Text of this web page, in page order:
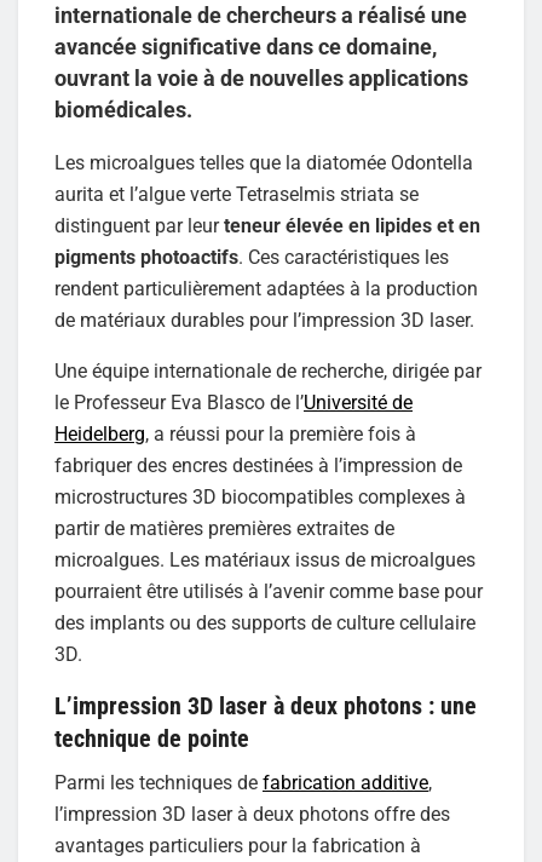
internationale de chercheurs a réalisé une
avancée significative dans ce domaine,
ouvrant la voie à de nouvelles applications
biomédicales.
Les microalgues telles que la diatomée Odontella
aurita et l’algue verte Tetraselmis striata se
distinguent par leurteneur élevée en lipides et en
pigments photoactifs. Ces caractéristiques les
rendent particulièrement adaptées à la production
de matériaux durables pour l’impression 3D laser.
Une équipe internationale de recherche, dirigée par
le Professeur Eva Blasco de l’Université de
Heidelberg, a réussi pour la première fois à
fabriquer des encres destinées à l’impression de
microstructures 3D biocompatibles complexes à
partir de matières premières extraites de
microalgues. Les matériaux issus de microalgues
pourraient être utilisés à l’avenir comme base pour
des implants ou des supports de culture cellulaire
3D.
L’impression 3D laser à deux photons : une
technique de pointe
Parmi les techniques de fabrication additive,
l’impression 3D laser à deux photons offre des
avantages particuliers pour la fabrication à